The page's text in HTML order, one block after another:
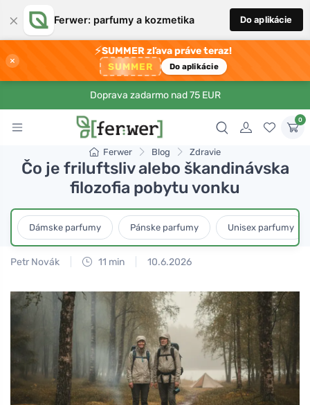
× Ferwer: parfumy a kozmetika Do aplikácie
×
⚡SUMMER zľava práve teraz!
SUMMER Do aplikácie
Doprava zadarmo nad 75 EUR
0
Ferwer Blog Zdravie
Čo je friluftsliv alebo škandinávska
filozofia pobytu vonku
Dámske parfumy Pánske parfumy Unisex parfumy
Petr Novák 11 min 10.6.2026